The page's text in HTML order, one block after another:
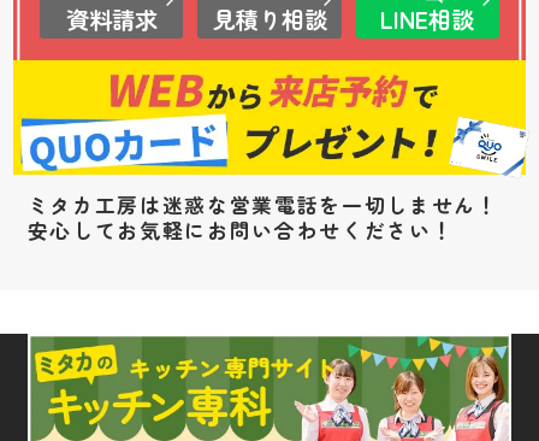
資料請求 見積り相談 LINE相談
ミタカ工房は迷惑な営業電話を一切しません！
安心してお気軽にお問い合わせください！